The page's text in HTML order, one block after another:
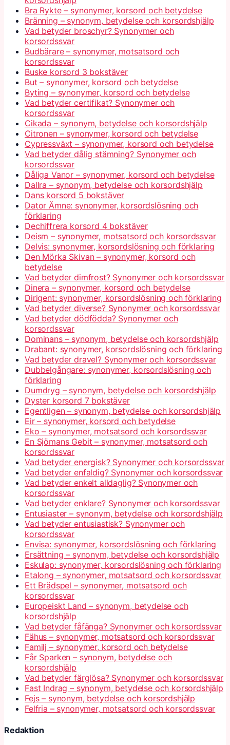
Bra Rykte – synonymer, korsord och betydelse
Bränning – synonym, betydelse och korsordshjälp
Vad betyder broschyr? Synonymer och
korsordssvar
Budbärare – synonymer, motsatsord och
korsordssvar
Buske korsord 3 bokstäver
But – synonymer, korsord och betydelse
Byting – synonymer, korsord och betydelse
Vad betyder certifikat? Synonymer och
korsordssvar
Cikada – synonym, betydelse och korsordshjälp
Citronen – synonymer, korsord och betydelse
Cypressväxt – synonymer, korsord och betydelse
Vad betyder dålig stämning? Synonymer och
korsordssvar
Dåliga Vanor – synonymer, korsord och betydelse
Dallra – synonym, betydelse och korsordshjälp
Dans korsord 5 bokstäver
Dator Ämne: synonymer, korsordslösning och
förklaring
Dechiffrera korsord 4 bokstäver
Deism – synonymer, motsatsord och korsordssvar
Delvis: synonymer, korsordslösning och förklaring
Den Mörka Skivan – synonymer, korsord och
betydelse
Vad betyder dimfrost? Synonymer och korsordssvar
Dinera – synonymer, korsord och betydelse
Dirigent: synonymer, korsordslösning och förklaring
Vad betyder diverse? Synonymer och korsordssvar
Vad betyder dödfödda? Synonymer och
korsordssvar
Dominans – synonym, betydelse och korsordshjälp
Drabant: synonymer, korsordslösning och förklaring
Vad betyder dravel? Synonymer och korsordssvar
Dubbelgångare: synonymer, korsordslösning och
förklaring
Dumdryg – synonym, betydelse och korsordshjälp
Dyster korsord 7 bokstäver
Egentligen – synonym, betydelse och korsordshjälp
Eir – synonymer, korsord och betydelse
Eko – synonymer, motsatsord och korsordssvar
En Sjömans Gebit – synonymer, motsatsord och
korsordssvar
Vad betyder energisk? Synonymer och korsordssvar
Vad betyder enfaldig? Synonymer och korsordssvar
Vad betyder enkelt alldaglig? Synonymer och
korsordssvar
Vad betyder enklare? Synonymer och korsordssvar
Entusiaster – synonym, betydelse och korsordshjälp
Vad betyder entusiastisk? Synonymer och
korsordssvar
Envisa: synonymer, korsordslösning och förklaring
Ersättning – synonym, betydelse och korsordshjälp
Eskulap: synonymer, korsordslösning och förklaring
Etalong – synonymer, motsatsord och korsordssvar
Ett Brädspel – synonymer, motsatsord och
korsordssvar
Europeiskt Land – synonym, betydelse och
korsordshjälp
Vad betyder fåfänga? Synonymer och korsordssvar
Fähus – synonymer, motsatsord och korsordssvar
Familj – synonymer, korsord och betydelse
Får Sparken – synonym, betydelse och
korsordshjälp
Vad betyder färglösa? Synonymer och korsordssvar
Fast Indrag – synonym, betydelse och korsordshjälp
Fejs – synonym, betydelse och korsordshjälp
Felfria – synonymer, motsatsord och korsordssvar
Redaktion